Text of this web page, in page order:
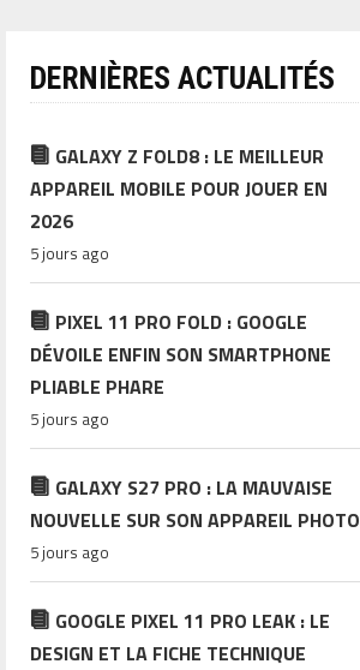
DERNIÈRES ACTUALITÉS
GALAXY Z FOLD8 : LE MEILLEUR
APPAREIL MOBILE POUR JOUER EN
2026
5 jours ago
PIXEL 11 PRO FOLD : GOOGLE
DÉVOILE ENFIN SON SMARTPHONE
PLIABLE PHARE
5 jours ago
GALAXY S27 PRO : LA MAUVAISE
NOUVELLE SUR SON APPAREIL PHOTO
5 jours ago
GOOGLE PIXEL 11 PRO LEAK : LE
DESIGN ET LA FICHE TECHNIQUE